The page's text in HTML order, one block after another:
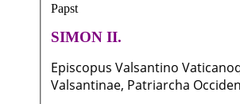
Papst
SIMON II.
Episcopus Valsantino
Valsantinae, Patriarcha